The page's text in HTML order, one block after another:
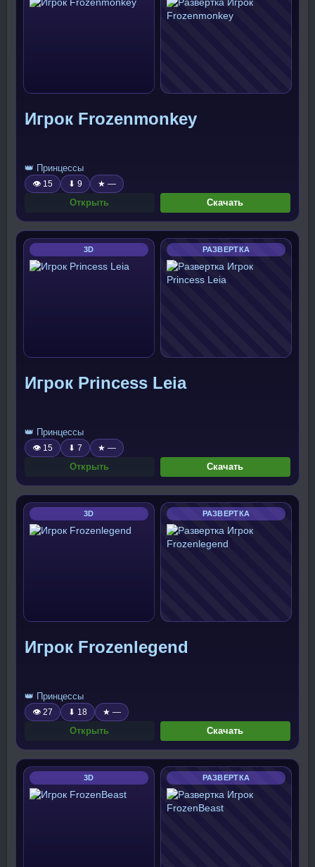
Игрок Frozenmonkey
👑 Принцессы
👁 15 ⬇ 9 ★ —
Открыть Скачать
3D РАЗВЕРТКА
Игрок Princess Leia
👑 Принцессы
👁 15 ⬇ 7 ★ —
Открыть Скачать
3D РАЗВЕРТКА
Игрок Frozenlegend
👑 Принцессы
👁 27 ⬇ 18 ★ —
Открыть Скачать
3D РАЗВЕРТКА